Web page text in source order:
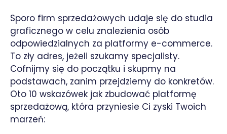
Sporo firm sprzedażowych udaje się do studia
graficznego w celu znalezienia osób
odpowiedzialnych za platformy e-commerce.
To zły adres, jeżeli szukamy specjalisty.
Cofnijmy się do początku i skupmy na
podstawach, zanim przejdziemy do konkretów.
Oto 10 wskazówek jak zbudować platformę
sprzedażową, która przyniesie Ci zyski Twoich
marzeń: